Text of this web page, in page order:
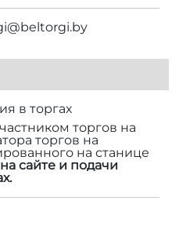
в торгах
торгов на
торгов на
на станице
сайте и подачи